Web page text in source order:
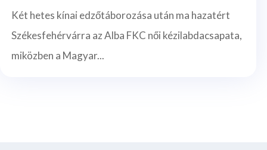
Két hetes kínai edzőtáborozása után ma hazatért
Székesfehérvárra az Alba FKC női kézilabdacsapata,
miközben a Magyar...